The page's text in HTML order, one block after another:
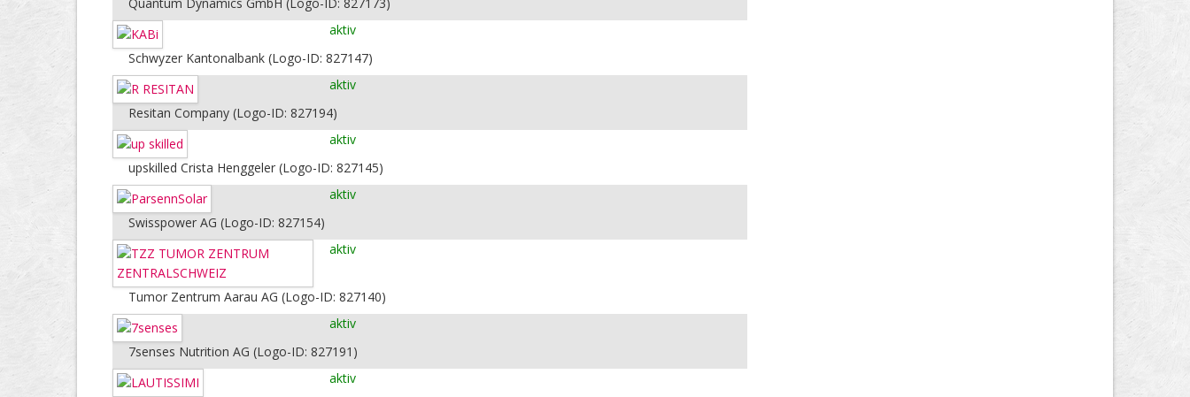
aktiv
Schwyzer Kantonalbank (Logo-ID: 827147)
aktiv
Resitan Company (Logo-ID: 827194)
aktiv
upskilled Crista Henggeler (Logo-ID: 827145)
aktiv
Swisspower AG (Logo-ID: 827154)
aktiv
Tumor Zentrum Aarau AG (Logo-ID: 827140)
aktiv
7senses Nutrition AG (Logo-ID: 827191)
aktiv